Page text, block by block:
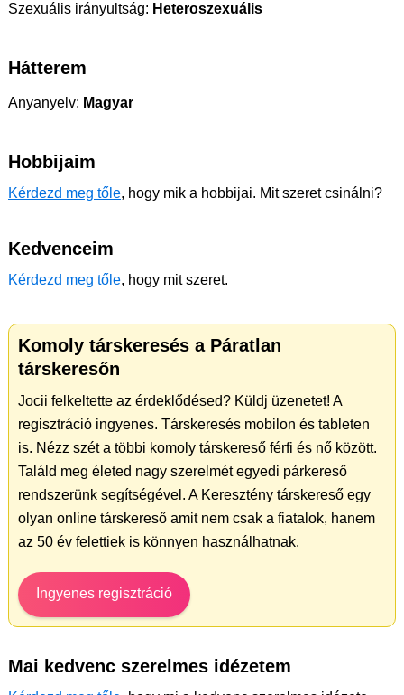
Szexuális irányultság: Heteroszexuális
Hátterem
Anyanyelv: Magyar
Hobbijaim
Kérdezd meg tőle, hogy mik a hobbijai. Mit szeret csinálni?
Kedvenceim
Kérdezd meg tőle, hogy mit szeret.
Komoly társkeresés a Páratlan
társkeresőn
Jocii felkeltette az érdeklődésed? Küldj üzenetet! A
regisztráció ingyenes. Társkeresés mobilon és tableten
is. Nézz szét a többi komoly társkereső férfi és nő között.
Találd meg életed nagy szerelmét egyedi párkereső
rendszerünk segítségével. A Keresztény társkereső egy
olyan online társkereső amit nem csak a fiatalok, hanem
az 50 év felettiek is könnyen használhatnak.
Ingyenes regisztráció
Mai kedvenc szerelmes idézetem